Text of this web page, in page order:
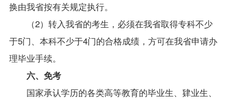
换由我省按有关规定执行。
（2）转入我省的考生，必须在我省取得专科不少
于5门、本科不少于4门的合格成绩，方可在我省申请办
理毕业手续。
六、免考
国家承认学历的各类高等教育的毕业生、肄业生、